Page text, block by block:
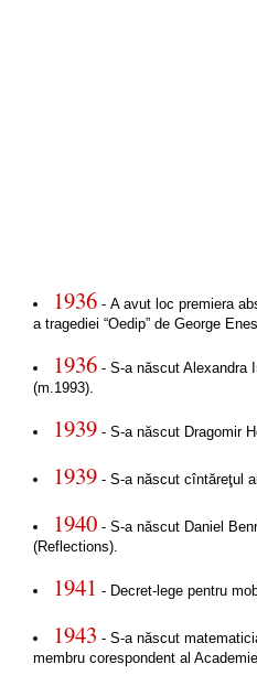
1936- A avut loc premiera
a tragediei “Oedip” de George
1936- S-a născut Alexandra
(m.1993).
1939- S-a născut Dragomir
1939- S-a născut cîntăreţul
1940- S-a născut Daniel
(Reflections).
1941 - Decret-lege pentru
1943 - S-a născut
membru corespondent al